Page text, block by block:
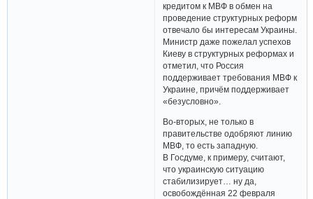
кредитом к МВФ в обмен на
проведение структурных реформ
отвечало бы интересам Украины.
Министр даже пожелал успехов
Киеву в структурных реформах и
отметил, что Россия
поддерживает требования МВФ к
Украине, причём поддерживает
«безусловно».
Во-вторых, не только в
правительстве одобряют линию
МВФ, то есть западную.
В Госдуме, к примеру, считают,
что украинскую ситуацию
стабилизирует… ну да,
освобождённая 22 февраля